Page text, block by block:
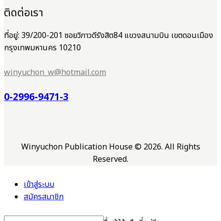
ติดต่อเรา
ที่อยู่: 39/200-201 ซอยวิภาวดีรังสิต84 แขวงสนามบิน เขตดอนเมือง
กรุงเทพมหานคร 10210
winyuchon_w@hotmail.com
0-2996-9471-3
Winyuchon Publication House © 2026. All Rights
Reserved.
เข้าสู่ระบบ
สมัครสมาชิก